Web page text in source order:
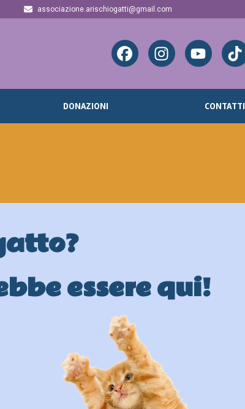
associazione.arischiogatti@gmail.com
DONAZIONI CONTATTI
essere qui!